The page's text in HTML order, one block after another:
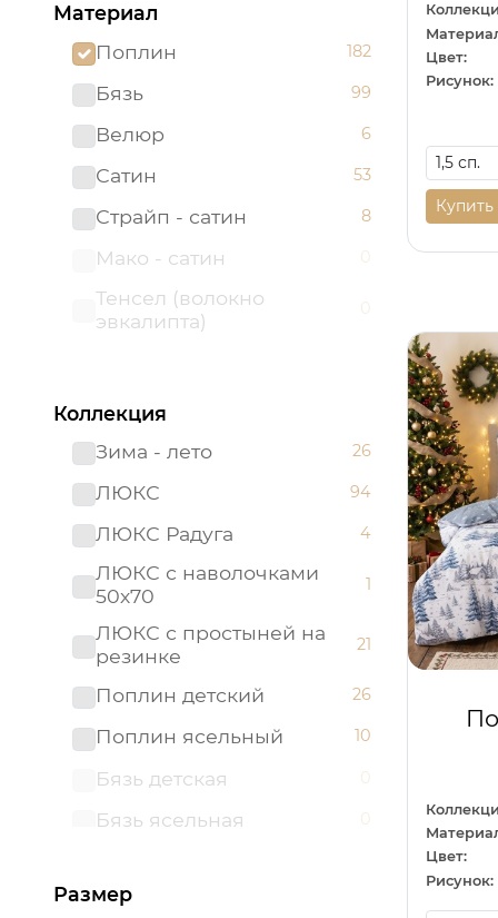
Материал
Поплин
182
Бязь 99
Велюр 6
Сатин 53
Страйп - сатин 8
Мако - сатин 0
Тенсел (волокно
эвкалипта)
0
Коллекция
Зима - лето
26
ЛЮКС 94
ЛЮКС Радуга 4
ЛЮКС с наволочками
50х70
1
ЛЮКС с простыней на
резинке
21
Поплин детский 26
Поплин ясельный 10
Бязь детская 0
Бязь ясельная 0
Велюр Классик
Размер
Цвет:
Рисунок:
Купить
Цвет:
Рисунок: